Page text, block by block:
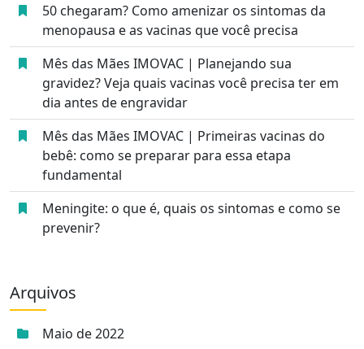
50 chegaram? Como amenizar os sintomas da
menopausa e as vacinas que você precisa
Mês das Mães IMOVAC | Planejando sua
gravidez? Veja quais vacinas você precisa ter em
dia antes de engravidar
Mês das Mães IMOVAC | Primeiras vacinas do
bebê: como se preparar para essa etapa
fundamental
Meningite: o que é, quais os sintomas e como se
prevenir?
Arquivos
Maio de 2022